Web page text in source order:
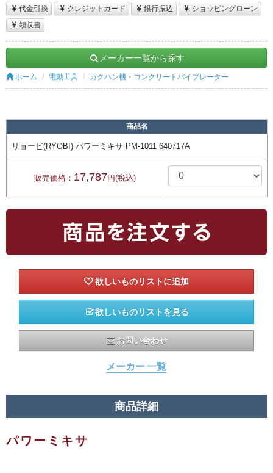
代金引換
クレジットカード 銀行振込
ショッピングローン
領収書
メーカー一覧から探す
ホーム 電動工具 カクハン機・コンクリートバイブレーター
商品名
リョービ(RYOBI) パワーミキサ PM-1011 640717A
販売価格： 17,787円(税込)
欲しいものリストを見る
お問い合わせ
メーカー 一覧
商品詳細
パワーミキサ